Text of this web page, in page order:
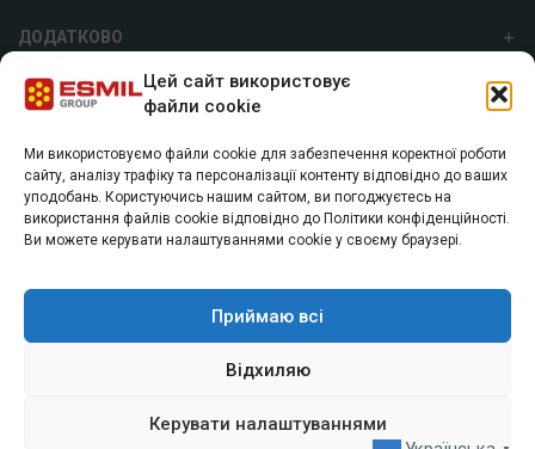
Цей сайт використовує
файли cookie
Ми використовуємо файли cookie для забезпечення коректної роботи
сайту, аналізу трафіку та персоналізації контенту відповідно до ваших
уподобань. Користуючись нашим сайтом, ви погоджуєтесь на
використання файлів cookie відповідно до Політики конфіденційності.
Ви можете керувати налаштуваннями cookie у своєму браузері.
Приймаю всі
Відхиляю
Керувати налаштуваннями
ДОДАТКОВО
ПРО НАС
ГРУПА ESMIL
а/с 7055, м. Харків, 61072
+38 (057) 74 40 800